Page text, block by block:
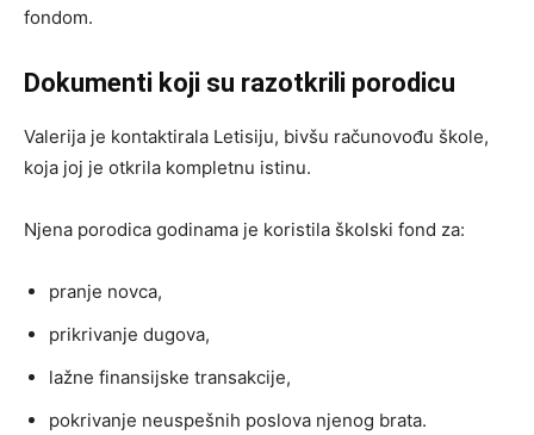
fondom.
Dokumenti koji su razotkrili porodicu
Valerija je kontaktirala Letisiju, bivšu računovođu škole,
koja joj je otkrila kompletnu istinu.
Njena porodica godinama je koristila školski fond za:
pranje novca,
prikrivanje dugova,
lažne finansijske transakcije,
pokrivanje neuspešnih poslova njenog brata.